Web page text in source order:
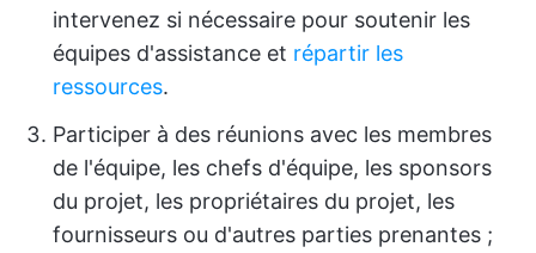
intervenez si nécessaire pour soutenir les
équipes d'assistance et répartir les
ressources.
Participer à des réunions avec les membres
de l'équipe, les chefs d'équipe, les sponsors
du projet, les propriétaires du projet, les
fournisseurs ou d'autres parties prenantes ;